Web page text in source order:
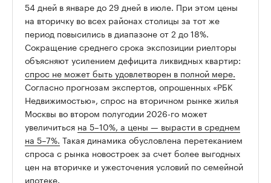
54 дней в январе до 29 дней в июле. При этом цены
на вторичку во всех районах столицы за тот же
период повысились в диапазоне от 2 до 18%.
Сокращение среднего срока экспозиции риелторы
объясняют усилением дефицита ликвидных квартир:
спрос не может быть удовлетворен в полной мере.
Согласно прогнозам экспертов, опрошенных «РБК
Недвижимостью», спрос на вторичном рынке жилья
Москвы во втором полугодии 2026-го может
увеличиться на 5–10%, а цены — вырасти в среднем
на 5–7%. Такая динамика обусловлена перетеканием
спроса с рынка новостроек за счет более выгодных
цен на вторичке и ужесточения условий по семейной
ипотеке.